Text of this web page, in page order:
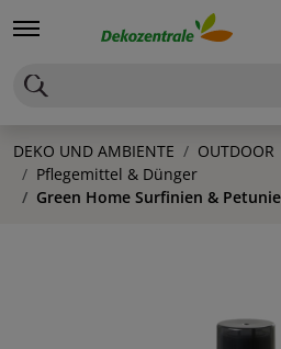
DEKO UND AMBIENTE OUTDOOR
Pflegemittel & Dünger
Green Home Surfinien &